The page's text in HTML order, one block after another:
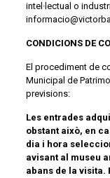
intel·lectual o
CONDICIONS DE
El procediment de
Municipal de
previsions:
Les entrades
obstant això, en
dia i hora
avisant al museu
abans de la visita.